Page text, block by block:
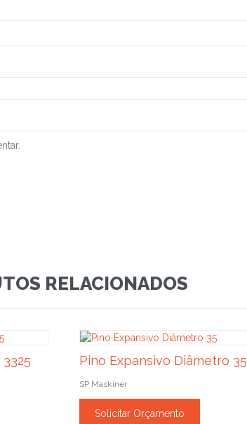
RELACIONADOS
Pino Expansivo Diâmetro 35
SP Maskiner
Solicitar Orçamento